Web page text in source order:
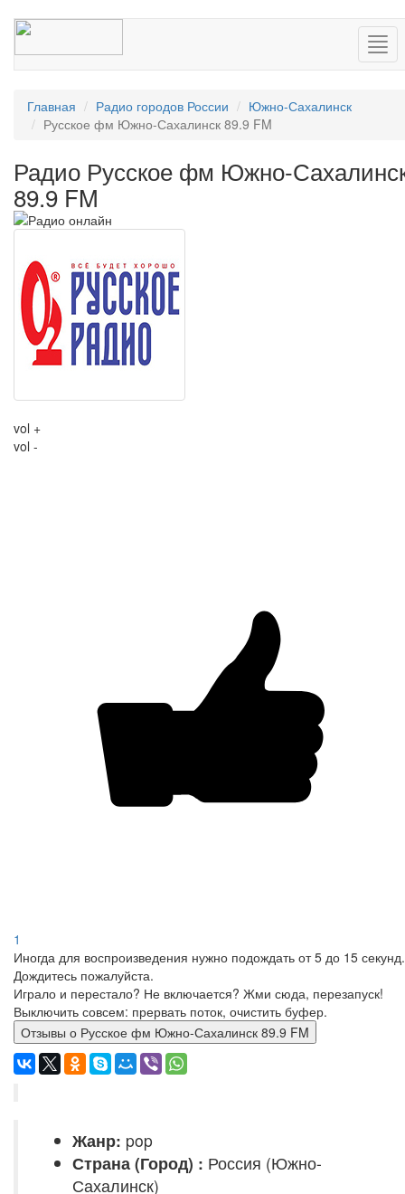
Главная Радио городов России
Южно-Сахалинск
Русское фм Южно-Сахалинск 89.9 FM
Радио Русское фм Южно-
89.9 FM
vol +
vol -
1
Иногда для воспроизведения нужно подождать от 5 до 15 секунд.
Дождитесь пожалуйста.
Играло и перестало? Не включается? Жми сюда, перезапуск!
Выключить совсем: прервать поток, очистить буфер.
Отзывы о Русское фм Южно-Сахалинск 89.9 FM
Жанр: pop
Страна (Город) : Россия (Южно-
Сахалинск)